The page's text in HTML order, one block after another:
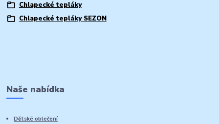
Chlapecké tepláky
Chlapecké tepláky SEZON
Naše nabídka
Dětské oblečení